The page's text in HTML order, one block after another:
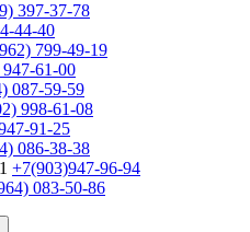
397-37-78
44-40
799-49-19
61-00
087-59-59
998-61-08
91-25
086-38-38
+7(903)947-96-94
083-50-86